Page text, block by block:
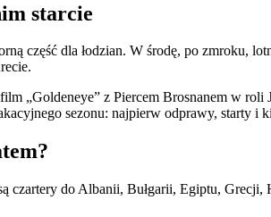
starcie
część dla łodzian. W środę, po zmroku,
„Goldeneye” z Piercem Brosnanem w
sezonu: najpierw odprawy, starty i
czartery do Albanii, Bułgarii, Egiptu,